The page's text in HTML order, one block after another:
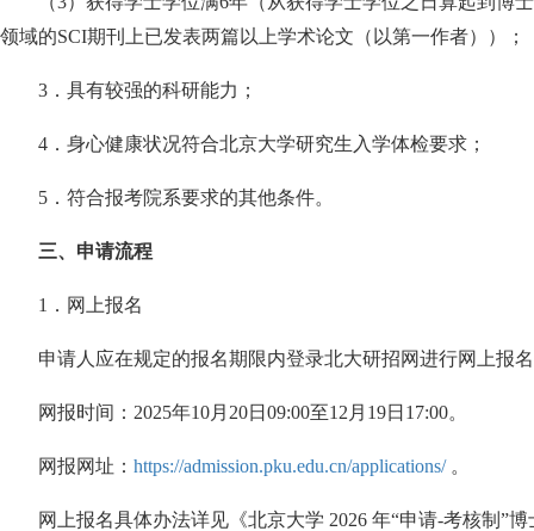
领域的SCI期刊上已发表两篇以上学术论文（以第一作者））；
3 ．具有较强的科研能力；
4 ．身心健康状况符合北京大学研究生入学体检要求；
5 ．符合报考院系要求的其他条件。
三、申请流程
1 ．网上报名
申请人应在规定的报名期限内登录北大研招网进行网上报
网报时间： 2025年10月 20日 09:00至12 月 19日 17:00。
网报网址： https://admission.pku.edu.cn/applications/ 。
网上报名具体办法详见《北京大学 2026 年“申请-考核制 ”博